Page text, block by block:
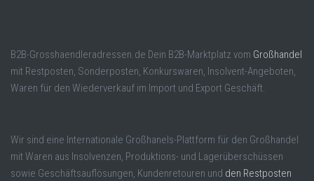
B2B-Grosshaendleradressen.de Dein B2B-Marktplatz vom Großhandel
mit Restposten, Sonderposten, Konkurswaren, Insolvent-Angeboten,
Waren für den Wiederverkauf im Import und Export Geschäft.
Wir sind eine Internationale Großhanels-Plattform für den Großhandel
mit Waren aus Insolvenzen, Produktions- und Lagerüberschüssen
sowie Geschäftsauflösungen, Kundenretouren und den Restposten